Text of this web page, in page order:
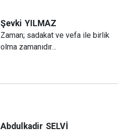
Şevki YILMAZ
Zaman; sadakat ve vefa ile birlik
olma zamanıdır…
Abdulkadir SELVİ